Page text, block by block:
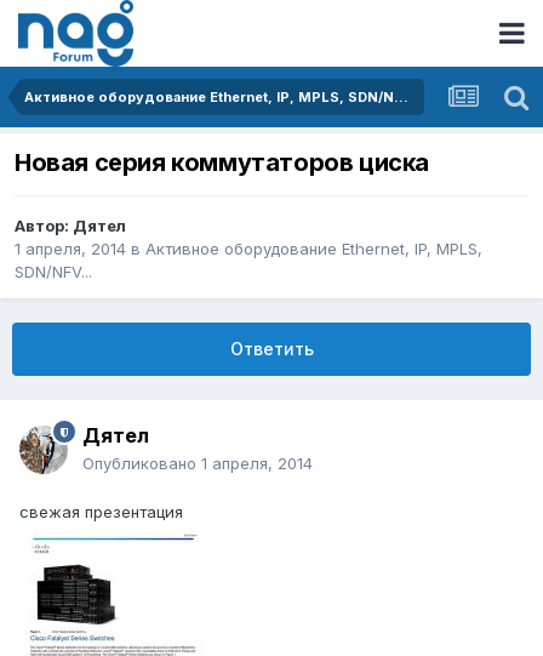
Активное оборудование Ethernet, IP, MPLS, SDN/NFV...
Новая серия коммутаторов циска
Автор: Дятел
1 апреля, 2014 в Активное оборудование Ethernet, IP, MPLS,
SDN/NFV...
Ответить
Дятел
Опубликовано 1 апреля, 2014
свежая презентация